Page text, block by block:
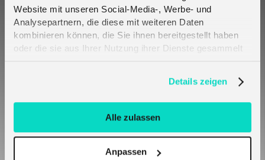
Website mit unseren Social-Media-, Werbe- und
Analysepartnern, die diese mit weiteren Daten
kombinieren können, die Sie ihnen bereitgestellt haben
oder die sie aus Ihrer Nutzung ihrer Dienste gesammelt
Details zeigen
Alle zulassen
Anpassen
Melita SIM-Karten verbinden sich automatisch
erforderlich